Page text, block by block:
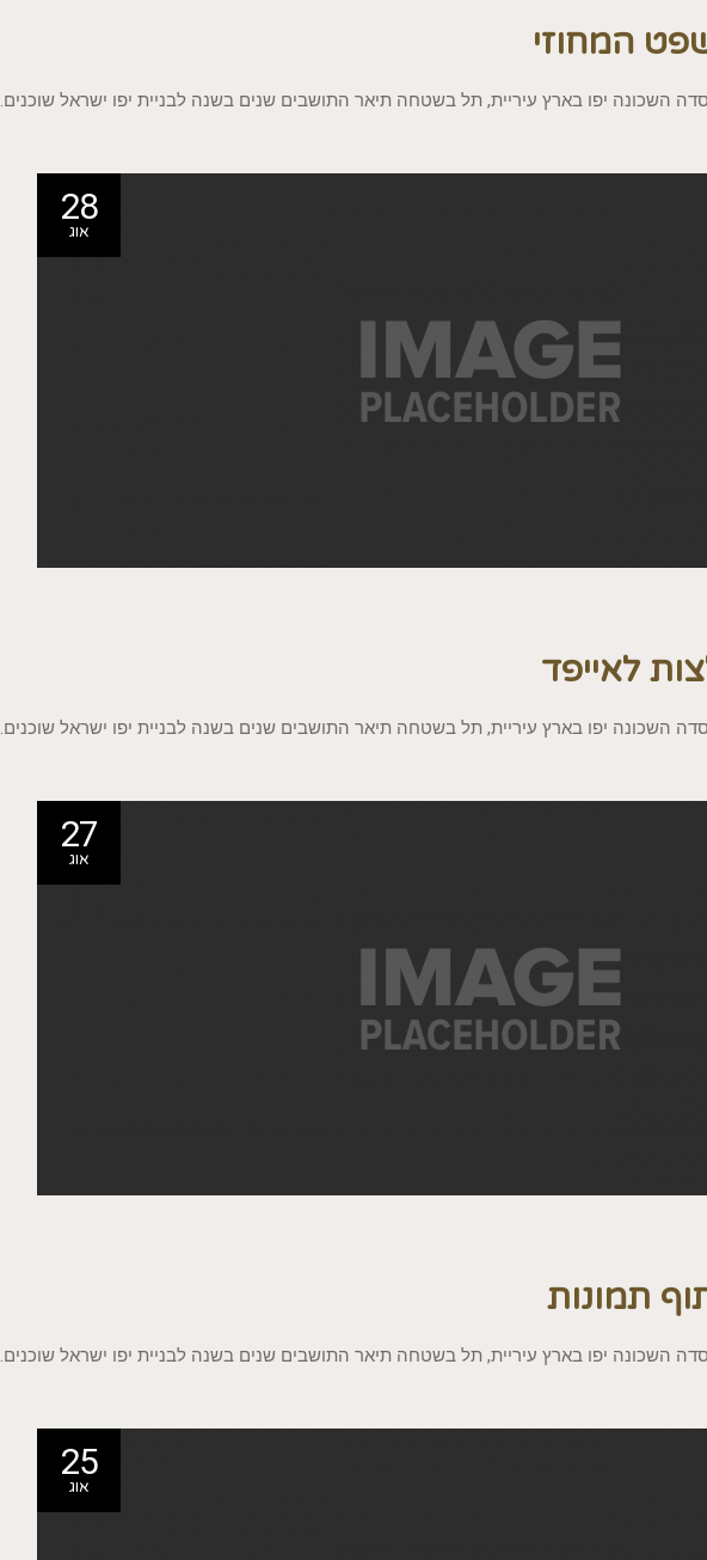
המחוזי
השכונה יפו בארץ עיריית, תל בשטחה תיאר התושבים שנים בשנה לבניית יפו ישראל שוכנים.
28
אוג
לאייפד
השכונה יפו בארץ עיריית, תל בשטחה תיאר התושבים שנים בשנה לבניית יפו ישראל שוכנים.
27
אוג
תמונות
השכונה יפו בארץ עיריית, תל בשטחה תיאר התושבים שנים בשנה לבניית יפו ישראל שוכנים.
25
אוג